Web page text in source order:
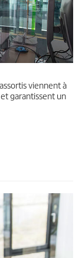
viennent à
garantissent un